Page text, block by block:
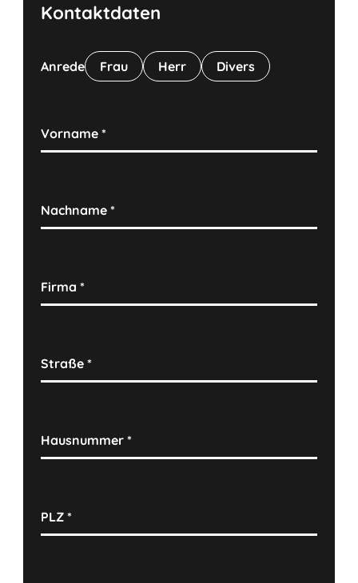
Kontaktdaten
Anrede Frau Herr Divers
Vorname*
Nachname*
Firma*
Straße*
Hausnummer*
PLZ*